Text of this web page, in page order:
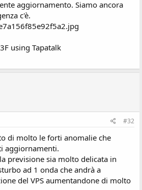
aggiornamento. Siamo ancora
c'è.
using Tapatalk
#32
di molto le forti anomalie che
aggiornamenti.
previsione sia molto delicata in
ad 1 onda che andrà a
del VPS aumentandone di molto